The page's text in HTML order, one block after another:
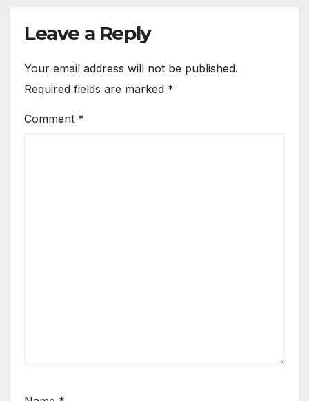
Leave a Reply
Your email address will not be published.
Required fields are marked *
Comment *